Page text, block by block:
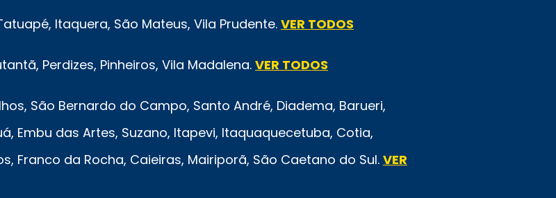
Itaquera, São Mateus, Vila Prudente.VER TODOS
Perdizes, Pinheiros, Vila Madalena. VER TODOS
São Bernardo do Campo, Santo André, Diadema, Barueri,
Embu das Artes, Suzano, Itapevi, Itaquaquecetuba, Cotia,
Franco da Rocha, Caieiras, Mairiporã, São Caetano do Sul. VER